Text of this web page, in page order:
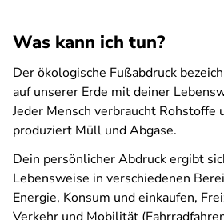
Was kann ich tun?
Der ökologische Fußabdruck
auf unserer Erde mit deiner
Jeder Mensch verbraucht Rohstoffe
produziert Müll und Abgase.
Dein persönlicher Abdruck ergibt
Lebensweise in verschiedenen
Energie, Konsum und einkaufen,